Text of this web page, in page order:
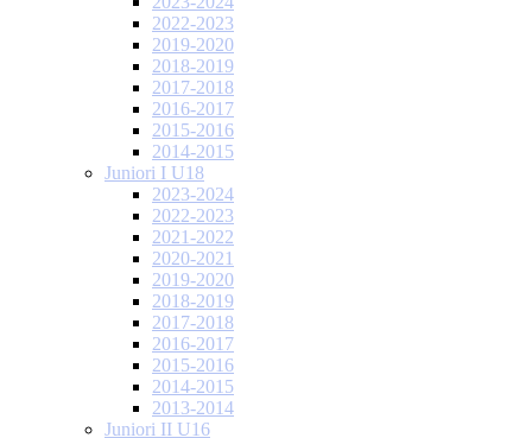
2022-2023
2019-2020
2018-2019
2017-2018
2016-2017
2015-2016
2014-2015
Juniori I U18
2023-2024
2022-2023
2021-2022
2020-2021
2019-2020
2018-2019
2017-2018
2016-2017
2015-2016
2014-2015
2013-2014
Juniori II U16